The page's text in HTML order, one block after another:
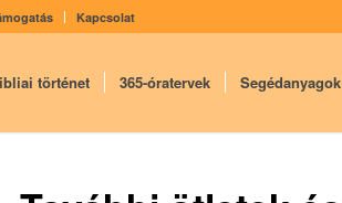
Kapcsolat
történet 365-óratervek Segédanyagok